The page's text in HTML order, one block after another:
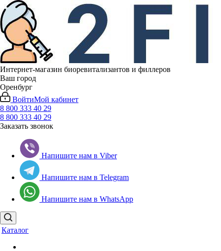
Интернет-магазин биоревитализантов и филлеров
Ваш город
Оренбург
ВойтиМой кабинет
8 800 333 40 29
8 800 333 40 29
Заказать звонок
Напишите нам в Viber
Напишите нам в Telegram
Напишите нам в WhatsApp
Каталог